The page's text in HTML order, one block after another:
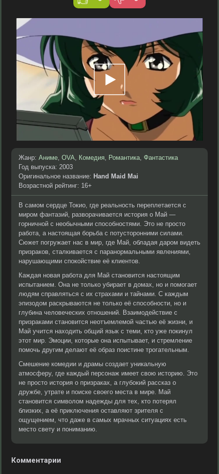
Жанр: Аниме, OVA, Комедия, Романтика, Фантастика
Год выпуска: 2003
Оригинальное название: Hand Maid Mai
Возрастной рейтинг: 16+
В самом сердце Токио, где реальность переплетается с
миром фантазий, разворачивается история о Май —
горничной с необычными способностями. Это не просто
работа, а настоящая борьба с потусторонними силами.
Сюжет погружает нас в мир, где Май, обладая даром видеть
призраков, сталкивается с паранормальными явлениями,
нарушающими спокойствие её клиентов.
Каждая новая работа для Май становится настоящим
испытанием. Она не только убирает в домах, но и помогает
людям справляться с их страхами и тайнами. С каждым
эпизодом раскрываются не только её способности, но и
глубина человеческих отношений. Взаимодействие с
призраками становится неотъемлемой частью её жизни, и
Май учится находить общий язык с теми, кто уже покинул
этот мир. Эмоции, которые она испытывает, и стремление
помочь другим делают её образ поистине трогательным.
Смешение комедии и драмы создает уникальную
атмосферу, где каждый персонаж имеет свою историю. Это
не просто история о призраках, а глубокий рассказ о
дружбе, утрате и поиске своего места в мире. Май
становится символом надежды для тех, кто потерял
близких, а её приключения оставляют зрителя с
ощущением, что даже в самых мрачных ситуациях есть
место свету и пониманию.
Комментарии